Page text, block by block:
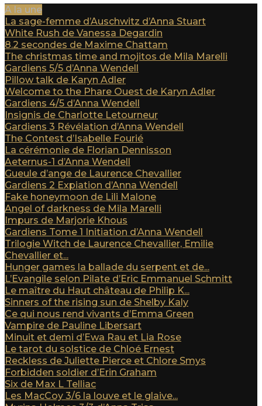
A la une
La sage-femme d’Auschwitz d’Anna Stuart
White Rush de Vanessa Degardin
8.2 secondes de Maxime Chattam
The christmas time and mojitos de Mila Marelli
Gardiens 5/5 d’Anna Wendell
Pillow talk de Karyn Adler
Welcome to the Phare Ouest de Karyn Adler
Gardiens 4/5 d’Anna Wendell
Insignis de Charlotte Letourneur
Gardiens 3 Révélation d’Anna Wendell
The Contest d’Isabelle Fourié
La cérémonie de Florian Dennisson
Aeternus-1 d’Anna Wendell
Gueule d’ange de Laurence Chevallier
Gardiens 2 Expiation d’Anna Wendell
Fake honeymoon de Lili Malone
Angel of darkness de Mila Marelli
Impurs de Marjorie Khous
Gardiens Tome 1 Initiation d’Anna Wendell
Trilogie Witch de Laurence Chevallier, Emilie
Chevallier et...
Hunger games la ballade du serpent et de...
L’Evangile selon Pilate d’Eric Emmanuel Schmitt
Le maître du Haut château de Philip K...
Sinners of the rising sun de Shelby Kaly
Ce qui nous rend vivants d’Emma Green
Vampire de Pauline Libersart
Minuit et demi d’Ewa Rau et Lia Rose
Le tarot du solstice de Chloé Ernest
Reckless de Juliette Pierce et Chlore Smys
Forbidden soldier d’Erin Graham
Six de Max L Telliac
Les MacCoy 3/6 la louve et le glaive...